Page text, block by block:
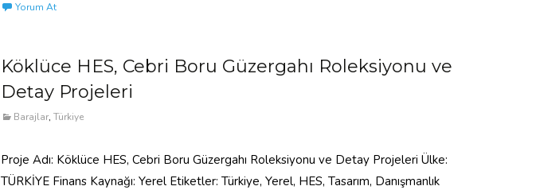
Yorum At
Köklüce HES, Cebri Boru Güzergahı Roleksiyonu ve
Detay Projeleri
Barajlar, Türkiye
Proje Adı: Köklüce HES, Cebri Boru Güzergahı Roleksiyonu ve Detay Projeleri Ülke:
TÜRKİYE Finans Kaynağı: Yerel Etiketler: Türkiye, Yerel, HES, Tasarım, Danışmanlık